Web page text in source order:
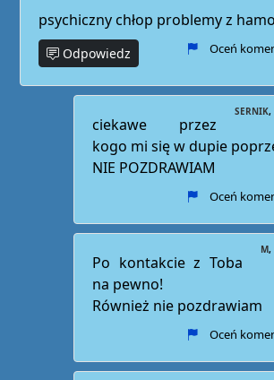
psychiczny chłop problemy z
Odpowiedz Oceń
SERNIK
ciekawe przez
kogo mi się w dupie
NIE POZDRAWIAM
Oceń
M
Po kontakcie z Toba
na pewno!
Również nie pozdrawiam
Oceń